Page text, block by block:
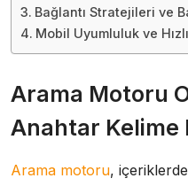
Bağlantı Stratejileri ve
Mobil Uyumluluk ve
Arama Motoru
Anahtar Kelime
Arama motoru,